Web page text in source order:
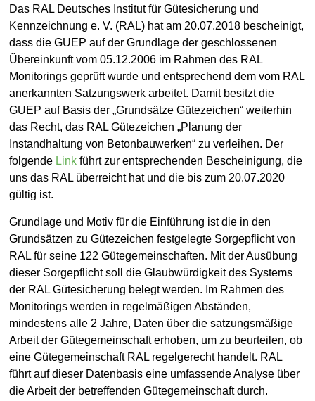
Dr. Hans-Joachim Keck Allgemein
27. Oktober 2018
Das RAL Deutsches Institut für Gütesicherung und
Kennzeichnung e. V. (RAL) hat am 20.07.2018 bescheinigt,
dass die GUEP auf der Grundlage der geschlossenen
Übereinkunft vom 05.12.2006 im Rahmen des RAL
Monitorings geprüft wurde und entsprechend dem vom RAL
anerkannten Satzungswerk arbeitet. Damit besitzt die
GUEP auf Basis der „Grundsätze Gütezeichen“ weiterhin
das Recht, das RAL Gütezeichen „Planung der
Instandhaltung von Betonbauwerken“ zu verleihen. Der
folgende Link führt zur entsprechenden Bescheinigung, die
uns das RAL überreicht hat und die bis zum 20.07.2020
gültig ist.
Grundlage und Motiv für die Einführung ist die in den
Grundsätzen zu Gütezeichen festgelegte Sorgepflicht von
RAL für seine 122 Gütegemeinschaften. Mit der Ausübung
dieser Sorgepflicht soll die Glaubwürdigkeit des Systems
der RAL Gütesicherung belegt werden. Im Rahmen des
Monitorings werden in regelmäßigen Abständen,
mindestens alle 2 Jahre, Daten über die satzungsmäßige
Arbeit der Gütegemeinschaft erhoben, um zu beurteilen, ob
eine Gütegemeinschaft RAL regelgerecht handelt. RAL
führt auf dieser Datenbasis eine umfassende Analyse über
die Arbeit der betreffenden Gütegemeinschaft durch.